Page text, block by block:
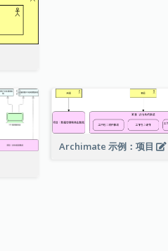
Archimate 示例：项目